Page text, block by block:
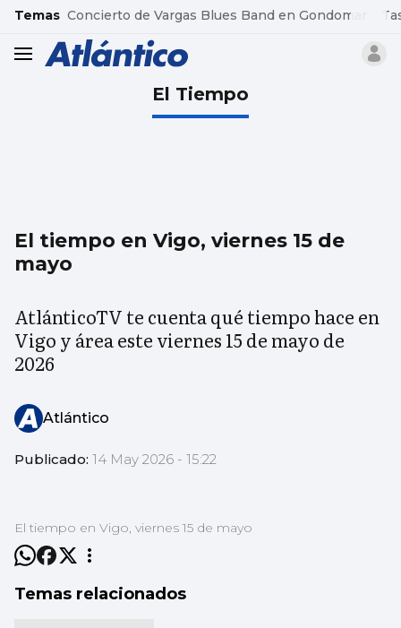
common.go-to-content
Temas Concierto de Vargas Blues Band en Gondomar
header.menu.open
El Tiempo
El tiempo en Vigo, viernes 15 de
mayo
AtlánticoTV te cuenta qué tiempo hace en
Vigo y área este viernes 15 de mayo de
2026
Atlántico
Publicado: 14 May 2026 - 15:22
El tiempo en Vigo, viernes 15 de mayo
Temas relacionados